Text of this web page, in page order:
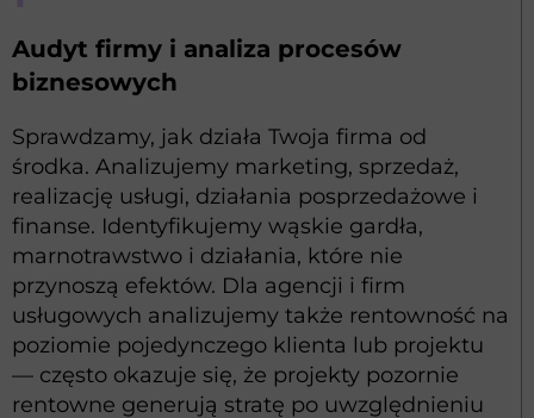
Audyt firmy i analiza procesów
biznesowych
Sprawdzamy, jak działa Twoja firma od
środka. Analizujemy marketing, sprzedaż,
realizację usługi, działania posprzedażowe i
finanse. Identyfikujemy wąskie gardła,
marnotrawstwo i działania, które nie
przynoszą efektów. Dla agencji i firm
usługowych analizujemy także rentowność na
poziomie pojedynczego klienta lub projektu
— często okazuje się, że projekty pozornie
rentowne generują stratę po uwzględnieniu